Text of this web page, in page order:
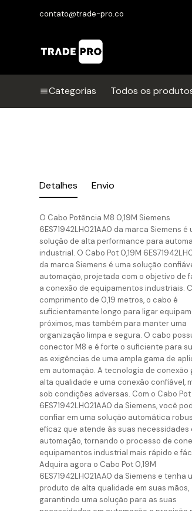
contato@trade-pro.co
Categorias Todos os
Detalhes Envio
O Cabo Potência M8 0,19M Siemens
6ES71942LH021AA0 da marca Siemens é
solução de alta performance para
industrial. O Cabo Pot 0,19M
da marca Siemens é uma solução
automação, projetada com o objetivo de
a conexão de equipamentos industriais.
comprimento de 0,19 metros, o cabo é
suficientemente longo para ligar
próximos, mas também para manter uma
organização limpa e segura. O cabo
conector M8 e é forte o suficiente para
as exigências de uma ampla gama de
em automação. A tecnologia de conexão
alta qualidade e uma conexão confiável,
sob condições adversas. Com o Cabo Pot
6ES71942LH021AA0 da Siemens, você
confiar em uma solução automática
eficaz que atende às suas necessidades
automação, tornando o processo de
equipamentos industrial mais rápido e
Adquira agora o Cabo Pot 0,19M
6ES71942LH021AA0 da Siemens e tenha
produto de alta qualidade em suas mãos,
garantindo uma solução para as suas